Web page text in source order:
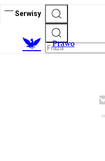
Serwisy
Prawo